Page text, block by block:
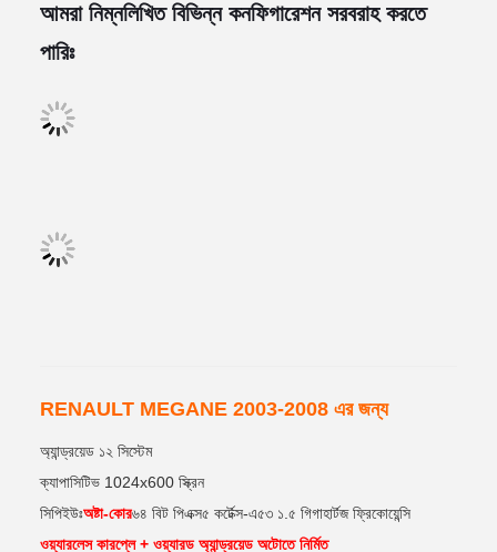
আমরা নিম্নলিখিত বিভিন্ন কনফিগারেশন সরবরাহ করতে
পারিঃ
RENAULT MEGANE 2003-2008 এর জন্য
অ্যান্ড্রয়েড ১২ সিস্টেম
ক্যাপাসিটিভ 1024x600 স্ক্রিন
সিপিইউঃঅষ্টা-কোর৬৪ বিট পিএক্স৫ কর্টেক্স-এ৫৩ ১.৫ গিগাহার্টজ ফ্রিকোয়েন্সি
ওয়্যারলেস কারপ্লে + ওয়্যারড অ্যান্ড্রয়েড অটোতে নির্মিত